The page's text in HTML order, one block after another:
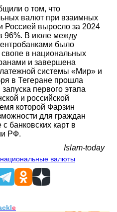
о том, что
валют при взаимных
Россией выросло за 2024
96%. В июле между
было
в национальных
и завершена
системы «Мир» и
в Тегеране прошла
первого этапа
и российской
которой Фарзин
для граждан
банковских карт в
РФ.
Islam-today
национальные валюты
e